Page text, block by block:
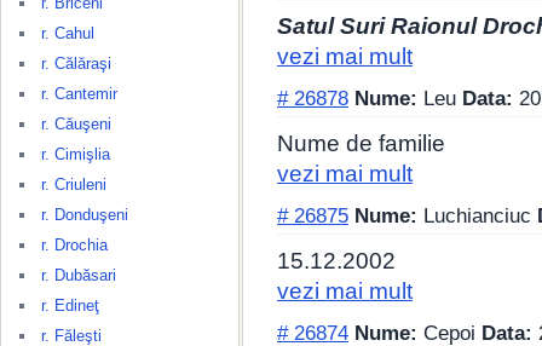
r. Cahul
r. Călăraşi
r. Cantemir
r. Căuşeni
r. Cimişlia
r. Criuleni
r. Donduşeni
r. Drochia
r. Dubăsari
r. Edineţ
r. Făleşti
Satul Suri Raionul
vezi mai mult
# 26878 Nume: Leu Data:
Nume de familie
vezi mai mult
# 26875 Nume: Luchianciuc
15.12.2002
vezi mai mult
# 26874 Nume: Cepoi Data: